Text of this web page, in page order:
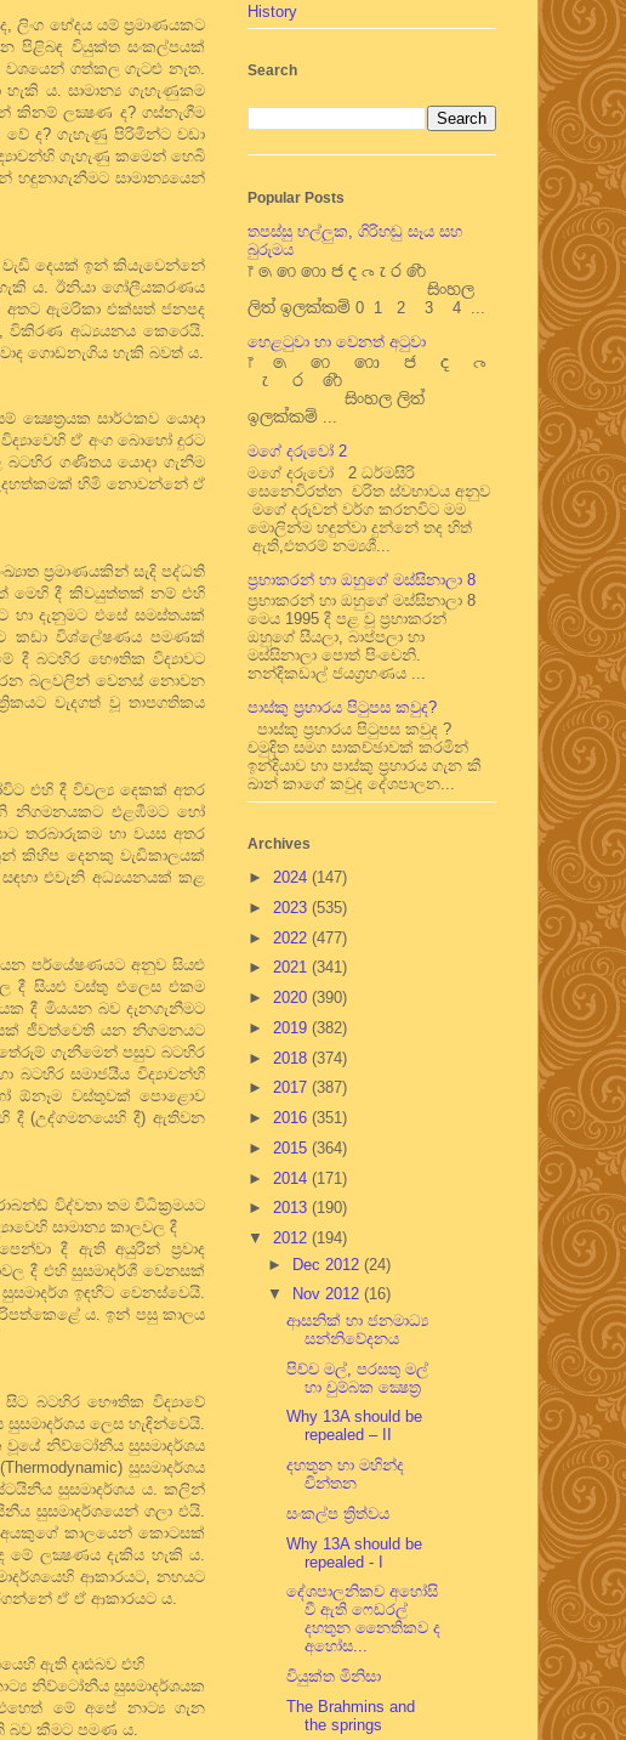
ලිංග භේදය යම් ප්‍රමාණයකට
පිළිබඳ වියුක්ත සංකල්පයක්
වශයෙන් ගත්කල ගැටළු නැත.
ය. සාමාන්‍ය ගැහැණුකම
කිනම් ලක්‍ෂණ ද? ගස්නැගීම
ද? ගැහැණු පිරිමින්ට වඩා
ගැහැණු කමෙන් හෙබි
සාමාන්‍යයෙන්
දෙයක් ඉන් කියැවෙන්නේ
හැකි ය. ඊනියා ගෝලීයකරණය
ඇමරිකා එක්සත් ජනපද
විකිරණ අධ්‍යයනය කෙරෙයි.
ගොඩනැගිය හැකි බවත් ය.
සාර්ථකව යොදා
ඒ අංග බොහෝ දුරට
බටහිර ගණිතය යොදා ගැනීම
හිමි නොවන්නේ ඒ
ප්‍රමාණයකින් සැදි පද්ධති
මෙහි දී කිවයුත්තක් නම් එහි
හා දැනුමට එසේ සමස්තයක්
කඩා විශ්ලේෂණය පමණක්
දී බටහිර භෞතික විද්‍යාවට
බලවලින් වෙනස් නොවන
වැදගත් වූ තාපගතිකය
එහි දී විචල්‍ය දෙකක් අතර
නිගමනයකට එළඹීමට හෝ
තරබාරුකම හා වයස අතර
කිහිප දෙනකු වැඩිකාලයක්
එවැනි අධ්‍යයනයක් කළ
පර්යේෂණයට අනුව සියළු
දී සියළු වස්තු එලෙස එකම
දී මියයන බව දැනගැනීමට
ජීවත්වෙති යන නිගමනයට
ගැනීමෙන් පසුව බටහිර
බටහිර සමාජයීය විද්‍යාවන්හි
ඕනෑම වස්තුවක් පොළොව
දී (උද්ගමනයෙහි දී) ඇතිවන
විද්වතා තම විධික්‍රමයට
සාමාන්‍ය කාලවල දී
දී ඇති අයුරින් ප්‍රවාද
දී එහි සුසමාදර්ශී වෙනසක්
ඉඳහිට වෙනස්වෙයි.
ය. ඉන් පසු කාලය
සිට බටහිර භෞතික විද්‍යාවේ
ලෙස හැඳින්වෙයි.
වූයේ නිව්ටෝනීය සුසමාදර්ශය
සුසමාදර්ශය
සුසමාදර්ශය ය. කලින්
සුසමාදර්ශයෙන් ගලා එයි.
අයකුගේ කාලයෙන් කොටසක්
මේ ලක්‍ෂණය දැකිය හැකි ය.
ආකාරයට, නහයට
ඒ ඒ ආකාරයට ය.
ඇති දෘඪබව එහි
නිව්ටෝනීය සුසමාදර්ශයක
මේ අපේ නාට්‍ය ගැන
බව කීමට පමණ ය.
History
Search
Popular Posts
තපස්සු භල්ලුක, ගිරිහඬු සෑය සහ
බුරුමය
෦ ෧ ෨ ෩ ෪ ෫ ෬ ෭ ෮ ෯
සිංහල
ලිත් ඉලක්කම් 0 1 2 3 4 ...
හෙළටුවා හා වෙනත් අටුවා
෦ ෧ ෨ ෩ ෪ ෫ ෬
෭ ෮ ෯
සිංහල ලිත්
ඉලක්කම් ...
මගේ දරුවෝ 2
මගේ දරුවෝ 2 ධර්මසිරි
සෙනෙවිරත්න චරිත ස්වභාවය අනුව
මගේ දරුවන් වර්ග කරනවිට මම
මොලින්ම හඳුන්වා දුන්නේ තද හිත්
ඇති,එතරම් නම්‍යශී...
ප්‍රභාකරන් හා ඔහුගේ මස්සිනාලා 8
ප්‍රභාකරන් හා ඔහුගේ මස්සිනාලා 8
මෙය 1995 දී පළ වූ ප්‍රභාකරන්
ඔහුගේ සීයලා, බාප්පලා හා
මස්සිනාලා පොත් පිංචෙනි.
නන්දිකඩාල් ජයග්‍රහණය ...
පාස්කු ප්‍රහාරය පිටුපස කවුද?
පාස්කු ප්‍රහාරය පිටුපස කවුද ?
චමුදිත සමග සාකච්ඡාවක් කරමින්
ඉන්දියාව හා පාස්කු ප්‍රහාරය ගැන කී
ඛාන් කාගේ කවුද දේශපාලන...
Archives
► 2024 (147)
► 2023 (535)
► 2022 (477)
► 2021 (341)
► 2020 (390)
► 2019 (382)
► 2018 (374)
► 2017 (387)
► 2016 (351)
► 2015 (364)
► 2014 (171)
► 2013 (190)
▼ 2012 (194)
► Dec 2012 (24)
▼
Nov 2012 (16)
ආසනික් හා ජනමාධ්‍ය
සන්නිවේදනය
පිච්ච මල්, පරසතු මල්
හා චුම්බක ක්‍ෂෙත්‍ර
Why 13A should be
repealed – II
දහතුන හා මහින්ද
චින්තන
සංකල්ප ත්‍රිත්වය
Why 13A should be
repealed - I
දේශපාලනිකව අහෝසි
වී ඇති ෆෙඩරල්
දහතුන නෛතිකව ද
අහෝස...
වියුක්ත මිනිසා
The Brahmins and
the springs